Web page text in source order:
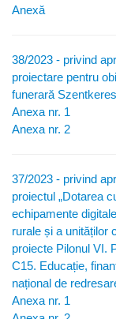
Anexă
38/2023 - privind
proiectare pentru
funerară
Anexa nr. 1
Anexa nr. 2
37/2023 - privind
proiectul „Dotarea
echipamente
rurale și a unităților
proiecte Pilonul VI.
C15. Educație,
național de
Anexa nr. 1